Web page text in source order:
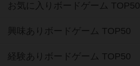
お気に入りボードゲーム TOP50
興味ありボードゲーム TOP50
経験ありボードゲーム TOP50